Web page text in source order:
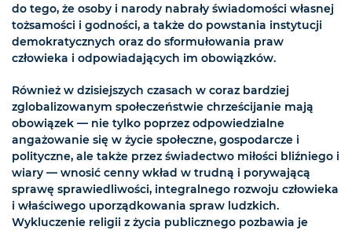
do tego, że osoby i narody nabrały świadomości własnej
tożsamości i godności, a także do powstania instytucji
demokratycznych oraz do sformułowania praw
człowieka i odpowiadających im obowiązków.
Również w dzisiejszych czasach w coraz bardziej
zglobalizowanym społeczeństwie chrześcijanie mają
obowiązek — nie tylko poprzez odpowiedzialne
angażowanie się w życie społeczne, gospodarcze i
polityczne, ale także przez świadectwo miłości bliźniego i
wiary — wnosić cenny wkład w trudną i porywającą
sprawę sprawiedliwości, integralnego rozwoju człowieka
i właściwego uporządkowania spraw ludzkich.
Wykluczenie religii z życia publicznego pozbawia je